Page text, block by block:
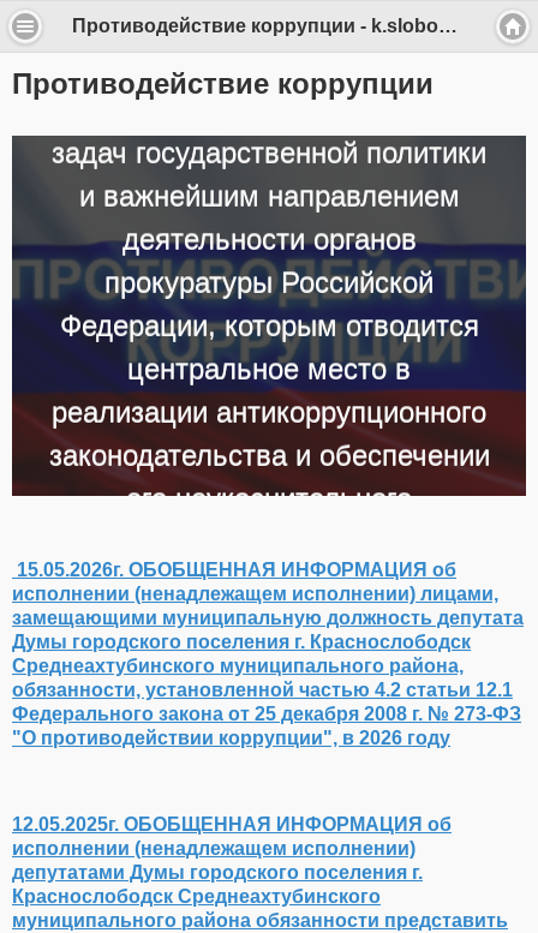
Противодействие коррупции - k.slobodsk
Противодействие коррупции
Противодействие коррупции
является одной из приоритетных
задач государственной политики
и важнейшим направлением
деятельности органов
прокуратуры Российской
Федерации, которым отводится
центральное место в
реализации антикоррупционного
законодательства и обеспечении
его неукоснительного
15.05.2026г. ОБОБЩЕННАЯ ИНФОРМАЦИЯ об
исполнении (ненадлежащем исполнении) лицами,
замещающими муниципальную должность депутата
Думы городского поселения г. Краснослободск
Среднеахтубинского муниципального района,
обязанности, установленной частью 4.2 статьи 12.1
Федерального закона от 25 декабря 2008 г. № 273-ФЗ
"О противодействии коррупции", в 2026 году
12.05.2025г. ОБОБЩЕННАЯ ИНФОРМАЦИЯ об
исполнении (ненадлежащем исполнении)
депутатами Думы городского поселения г.
Краснослободск Среднеахтубинского
муниципального района обязанности представить